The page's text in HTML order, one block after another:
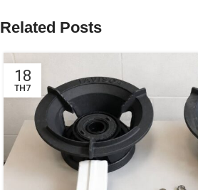
Related Posts
18
TH7